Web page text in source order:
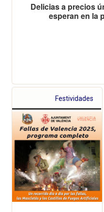
Delicias a precios
esperan en la
Festividades